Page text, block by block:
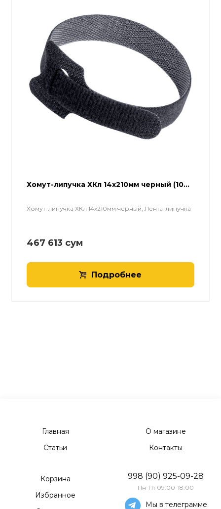
Хомут-липучка ХКл 14х210мм черный (10...
Хомут-липучка ХКл 14х210мм черный, Лента-липучка
467 613 сум
Подробнее
Главная
Статьи
О магазине
Контакты
Корзина
Избранное
998 (90) 925-09-28
Пн-Пт 09:00-18:00
Мы в телеграмме